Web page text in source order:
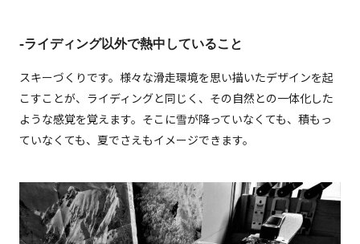
-ライディング以外で熱中していること
スキーづくりです。様々な滑走環境を思い描いたデザインを起
こすことが、ライディングと同じく、その自然との一体化した
ような感覚を覚えます。そこに雪が降っていなくても、積もっ
ていなくても、夏でさえもイメージできます。